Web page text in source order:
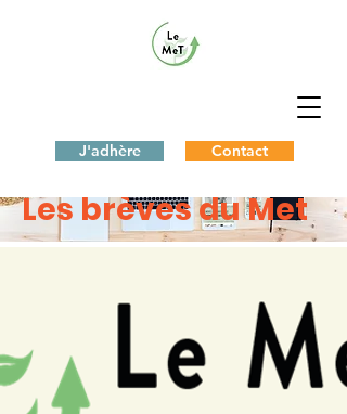
J'adhère Contact
Les brèves du Met